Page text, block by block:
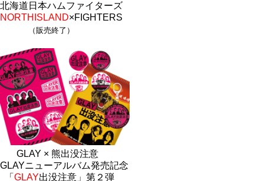
北海道日本ハムファイターズ
NORTHISLAND×FIGHTERS
（販売終了）
GLAY × 熊出没注意
GLAYニューアルバム発売記念
「 GLAY出没注意」第２弾